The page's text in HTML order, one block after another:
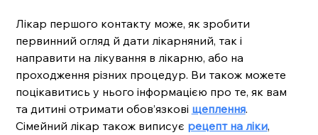
Лікар першого контакту може, як зробити
первинний огляд й дати лікарняний, так і
направити на лікування в лікарню, або на
проходження різних процедур. Ви також можете
поцікавитись у нього інформацією про те, як вам
та дитині отримати обов’язкові щеплення.
Сімейний лікар також виписує рецепт на ліки,